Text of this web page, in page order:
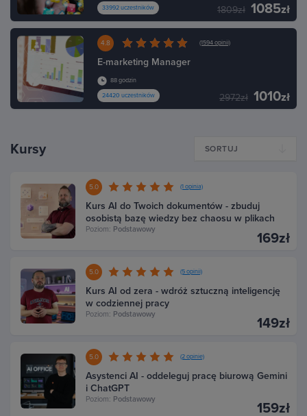
33992 uczestników
1809zł 1085zł
4.8 (1594 opinii)
E-marketing Manager
88 godzin
24420 uczestników
2972zł 1010zł
Kursy SORTUJ
5.0 (1 opinia)
Kurs AI do Twoich dokumentów - zbuduj
osobistą bazę wiedzy bez chaosu w plikach
Poziom: Podstawowy
169zł
5.0 (5 opinii)
Kurs AI od zera - wdróż sztuczną inteligencję
w codziennej pracy
Poziom: Podstawowy
149zł
5.0 (2 opinie)
Asystenci AI - oddeleguj pracę biurową Gemini
i ChatGPT
Poziom: Podstawowy
159zł